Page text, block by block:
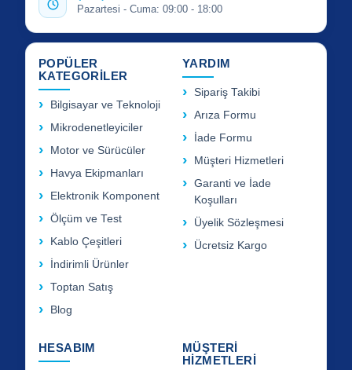
Pazartesi - Cuma: 09:00 - 18:00
POPÜLER
KATEGORİLER
Bilgisayar ve Teknoloji
Mikrodenetleyiciler
Motor ve Sürücüler
Havya Ekipmanları
Elektronik Komponent
Ölçüm ve Test
Kablo Çeşitleri
İndirimli Ürünler
Toptan Satış
Blog
YARDIM
Sipariş Takibi
Arıza Formu
İade Formu
Müşteri Hizmetleri
Garanti ve İade
Koşulları
Üyelik Sözleşmesi
Ücretsiz Kargo
HESABIM
MÜŞTERİ
HİZMETLERİ